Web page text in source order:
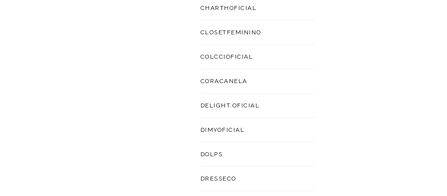
CHARTHOFICIAL
CLOSETFEMININO
COLCCIOFICIAL
CORACANELA
DELIGHT.OFICIAL
DIMYOFICIAL
DOLPS
DRESSECO